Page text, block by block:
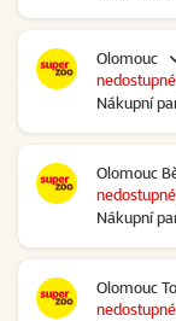
Olomouc
Nákupní
nedostupné
Olomouc
Nákupní
nedostupné
Olomouc
nedostupné